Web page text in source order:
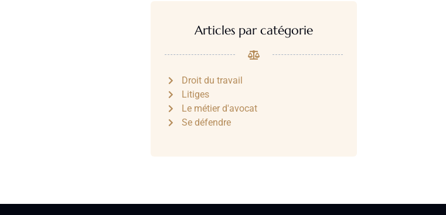
Articles par catégorie
Droit du travail
Litiges
Le métier d'avocat
Se défendre